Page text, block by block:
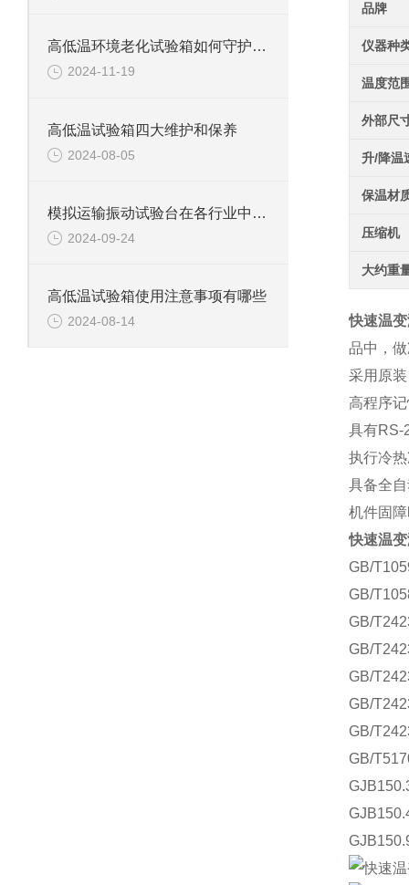
高低温环境老化试验箱如何守护产品质量？
2024-11-19
高低温试验箱四大维护和保养
2024-08-05
模拟运输振动试验台在各行业中的具体应用
2024-09-24
高低温试验箱使用注意事项有哪些
2024-08-14
品牌
仪器种
温度范
外部尺
升/降温
保温材
压缩机
大约重
快速温
品中，
采用原
高程序
具有RS-
执行冷
具备全
机件固
快速温
GB/
GB/
GB/
GB/
GB/
GB/
GB/
GB/